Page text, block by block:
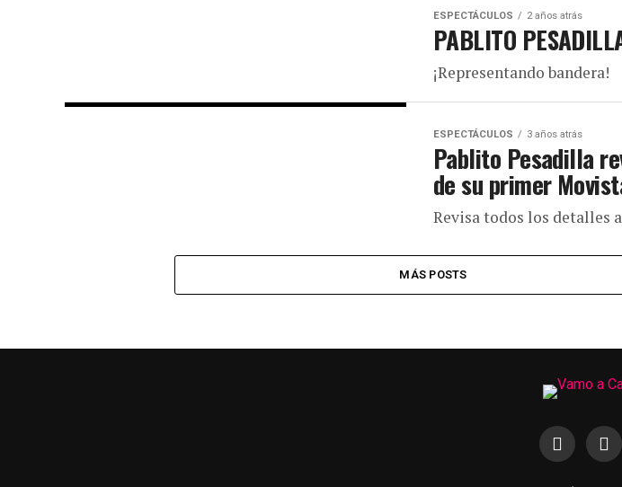
ESPECTÁCULOS 2 años atrás
PABLITO
¡Representando bandera!
ESPECTÁCULOS 3 años atrás
Pablito Pesadilla
de su primer
Revisa todos los detalles
MÁS POSTS